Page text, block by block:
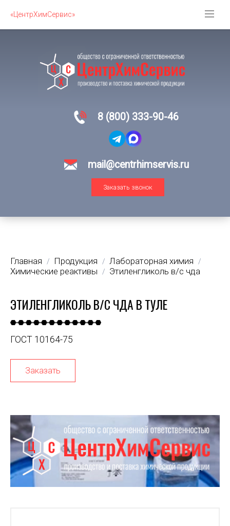
«ЦентрХимСервис»
8 (800) 333-90-46
mail@centrhimservis.ru
Заказать звонок
Главная / Продукция / Лабораторная химия /
Химические реактивы / Этиленгликоль в/с чда
ЭТИЛЕНГЛИКОЛЬ В/С ЧДА В ТУЛЕ
ГОСТ 10164-75
Заказать